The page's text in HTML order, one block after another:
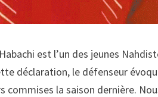
est l’un des jeunes
déclaration, le défenseur
commises la saison dernière.